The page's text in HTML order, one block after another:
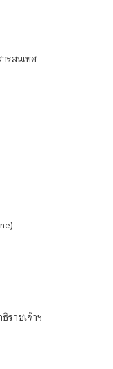
รสนเทศ
ราชเจ้าฯ